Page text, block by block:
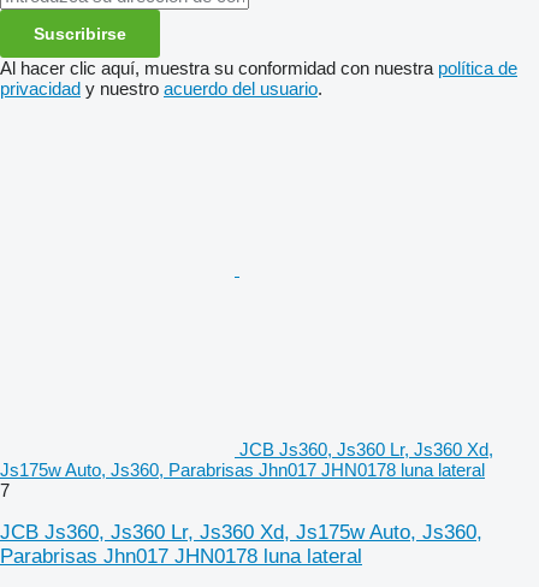
Suscribirse
Al hacer clic aquí, muestra su conformidad con nuestra política de
privacidad y nuestro acuerdo del usuario.
JCB Js360, Js360 Lr, Js360 Xd,
Js175w Auto, Js360, Parabrisas Jhn017 JHN0178 luna lateral
7
JCB Js360, Js360 Lr, Js360 Xd, Js175w Auto, Js360,
Parabrisas Jhn017 JHN0178 luna lateral